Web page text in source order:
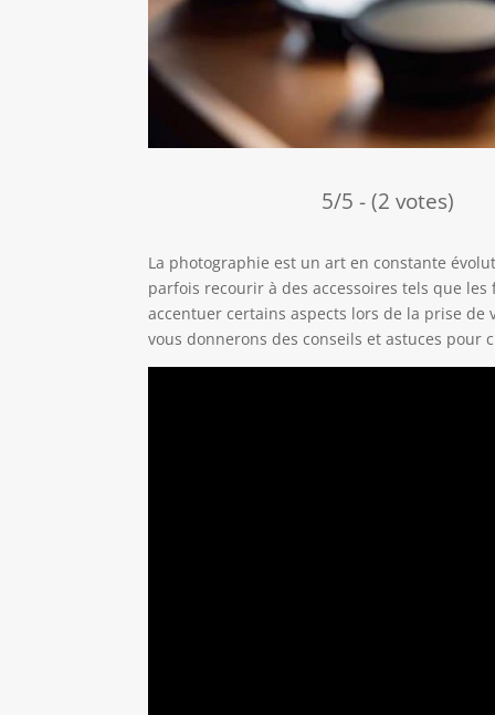
5/5 - (2 votes)
La photographie est un art en constante
parfois recourir à des accessoires tels que
accentuer certains aspects lors de la prise
vous donnerons des conseils et astuces pour